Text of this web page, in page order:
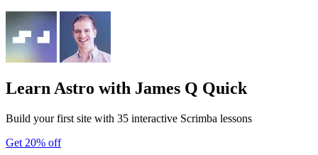
Learn Astro with James Q Quick
Build your first site with 35 interactive Scrimba lessons
Get 20% off